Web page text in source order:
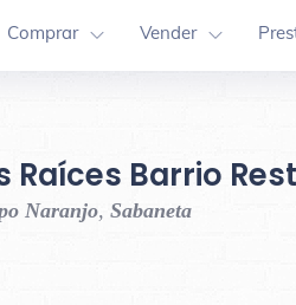
Comprar Vender
Raíces Barrio
Naranjo, Sabaneta